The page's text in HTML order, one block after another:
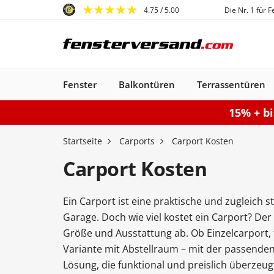
4.75/ 5.00 Die Nr. 1 für
Fenster
KunststofffensterKunststoff-Alu
Fenster
Holzfenster
Fenster konfigurieren
Balkontüren
Balkontüren
Kunststoff
Balkontüren
Kunststoff-Alu
Balkontür
Terrassentüren
PSK-Türen Smart-Slide
Terrassentür
Haustüren
Kunststoff
Haustüren
Stahl-Alu
Haustüren
Aluminium
Haustür konfigurieren
Rollladen
Konfigurieren
Raffstores
Konfigurieren
Einzeltor Doppeltor
Gartentor
Sektionaltore
Sektionaltor konfigurieren
Anbau Carports Carports
Carport konfigurieren
15% +
Startseite Carports Carport Kosten
Carport Kosten
Ein Carport ist eine praktische und zugleich
Garage. Doch wie viel kostet ein Carport?
Größe und Ausstattung ab. Ob
Variante mit Abstellraum – mit der
Lösung, die funktional und preislich